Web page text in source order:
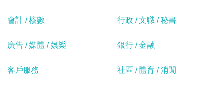
會計 / 核數 行政 / 文職 / 秘書
廣告 / 媒體 / 娛樂 銀行 / 金融
客戶服務 社區 / 體育 / 消閒